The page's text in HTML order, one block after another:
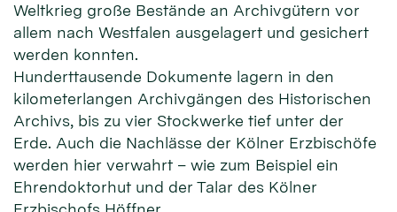
Weltkrieg große Bestände an Archivgütern vor
allem nach Westfalen ausgelagert und gesichert
werden konnten.
Hunderttausende Dokumente lagern in den
kilometerlangen Archivgängen des Historischen
Archivs, bis zu vier Stockwerke tief unter der
Erde. Auch die Nachlässe der Kölner Erzbischöfe
werden hier verwahrt – wie zum Beispiel ein
Ehrendoktorhut und der Talar des Kölner